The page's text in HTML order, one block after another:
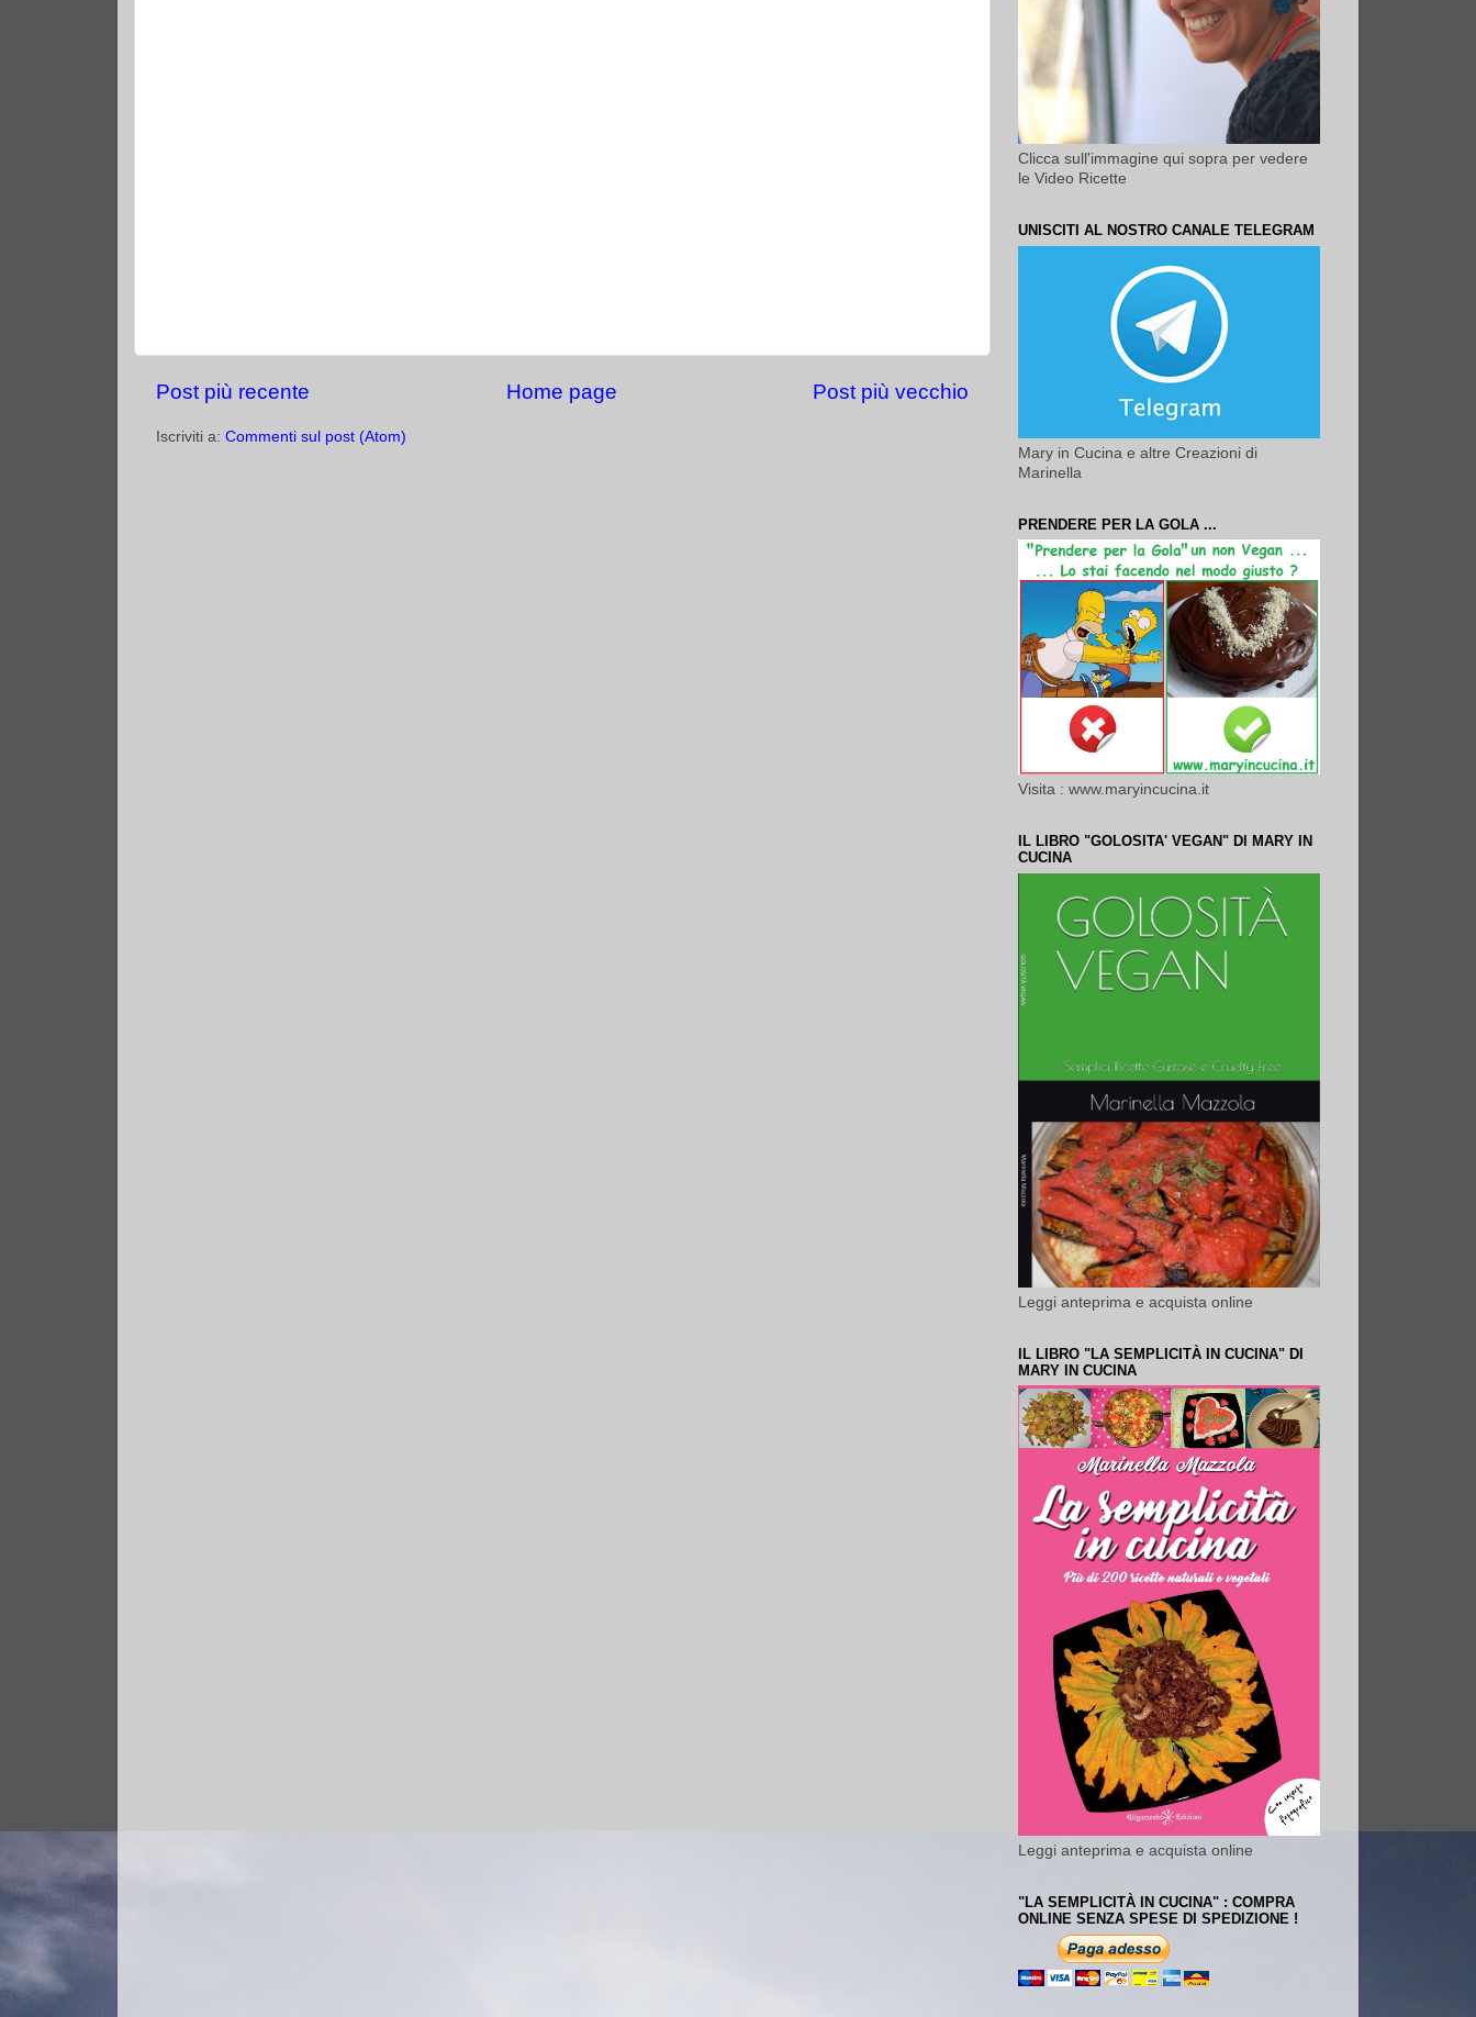
Post più recente Post più vecchio
Home page
Iscriviti a: Commenti sul post (Atom)
Clicca sull'immagine qui sopra per vedere
le Video Ricette
UNISCITI AL NOSTRO CANALE TELEGRAM
Mary in Cucina e altre Creazioni di
Marinella
PRENDERE PER LA GOLA ...
Visita : www.maryincucina.it
IL LIBRO "GOLOSITA' VEGAN" DI MARY IN
CUCINA
Leggi anteprima e acquista online
IL LIBRO "LA SEMPLICITÀ IN CUCINA" DI
MARY IN CUCINA
Leggi anteprima e acquista online
"LA SEMPLICITÀ IN CUCINA" : COMPRA
ONLINE SENZA SPESE DI SPEDIZIONE !